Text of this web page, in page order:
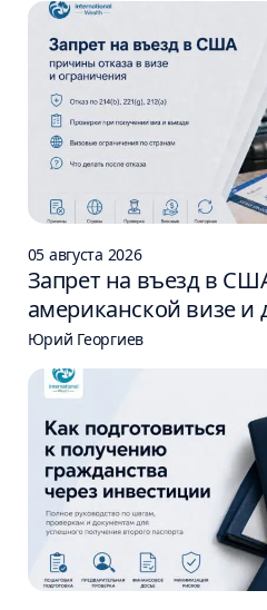
05 августа 2026
Запрет на въезд в
американской визе
ограничения
Юрий Георгиев